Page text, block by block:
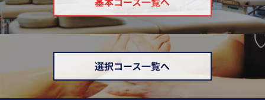
選択コース一覧へ